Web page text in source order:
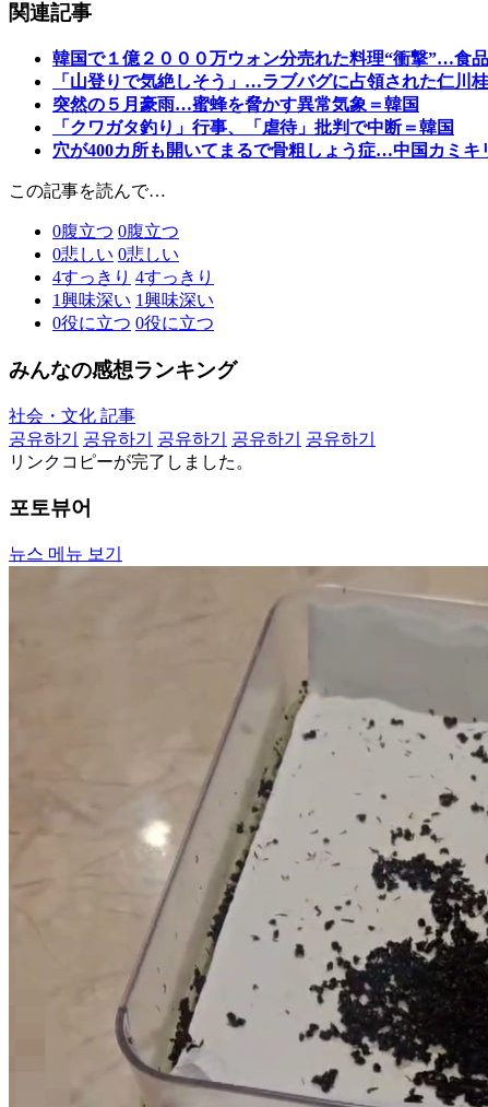
関連記事
韓国で１億２０００万ウォン分売れた料理“衝撃”…食
「山登りで気絶しそう」…ラブバグに占領された仁川
突然の５月豪雨…蜜蜂を脅かす異常気象＝韓国
「クワガタ釣り」行事、「虐待」批判で中断＝韓国
穴が400カ所も開いてまるで骨粗しょう症…中国カミ
この記事を読んで…
0腹立つ 0腹立つ
0悲しい 0悲しい
4すっきり 4すっきり
1興味深い 1興味深い
0役に立つ 0役に立つ
みんなの感想ランキング
社会・文化 記事
공유하기
공유하기 공유하기 공유하기
공유하기
リンクコピーが完了しました。
포토뷰어
뉴스 메뉴 보기